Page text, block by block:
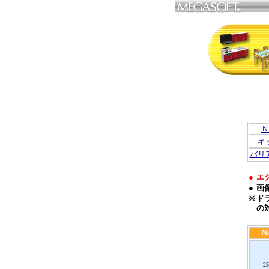
キ
バリ
● エ
● 画
※ ド
の